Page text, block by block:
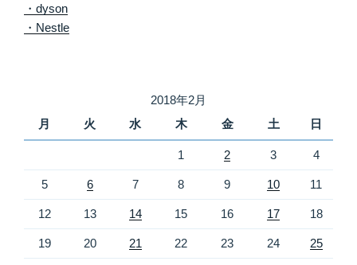
・dyson
・Nestle
2018年2月
月
火 水 木 金 土 日
1 2 3 4
5 6 7 8 9 10 11
12 13 14 15 16 17 18
19 20 21 22 23 24 25